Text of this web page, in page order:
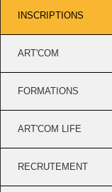
INSCRIPTIONS
ART'COM
FORMATIONS
ART'COM LIFE
RECRUTEMENT